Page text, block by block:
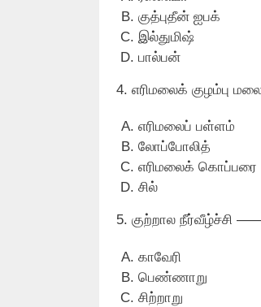
குத்புதீன் ஐபக்
இல்துமிஷ்
பால்பன்
4. எரிமலைக் குழம்பு
எரிமலைப் பள்ளம்
லோப்போலித்
எரிமலைக் கொப்பரை
சில்
5. குற்றால நீர்வீழ்ச்சி
காவேரி
பெண்ணாறு
சிற்றாறு